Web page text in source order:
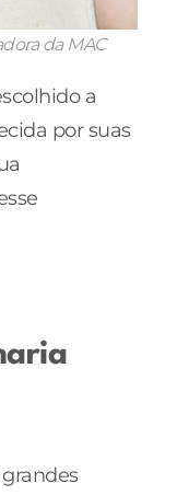
da MAC
a
por suas